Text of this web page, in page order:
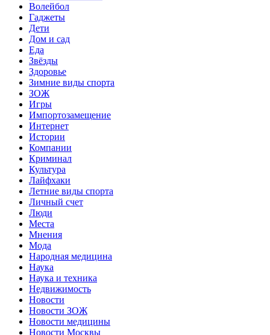
Волейбол
Гаджеты
Дети
Дом и сад
Еда
Звёзды
Здоровье
Зимние виды спорта
ЗОЖ
Игры
Импортозамещение
Интернет
Истории
Компании
Криминал
Культура
Лайфхаки
Летние виды спорта
Личный счет
Люди
Места
Мнения
Мода
Народная медицина
Наука
Наука и техника
Недвижимость
Новости
Новости ЗОЖ
Новости медицины
Новости Москвы